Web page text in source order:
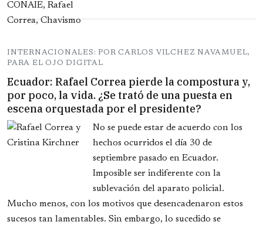
INTERNACIONALES: POR CARLOS VILCHEZ NAVAMUEL,
PARA EL OJO DIGITAL
Ecuador: Rafael Correa pierde la compostura y,
por poco, la vida. ¿Se trató de una puesta en
escena orquestada por el presidente?
No se puede estar de acuerdo con los
hechos ocurridos el día 30 de
septiembre pasado en Ecuador.
Imposible ser indiferente con la
sublevación del aparato policial.
Mucho menos, con los motivos que desencadenaron estos
sucesos tan lamentables. Sin embargo, lo sucedido se